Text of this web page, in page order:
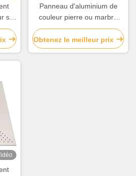
sur
Panneau d'aluminium de
couleur pierre ou marbre
imitée pour revêtement de
mur et décoration
Obtenez le meilleur prix